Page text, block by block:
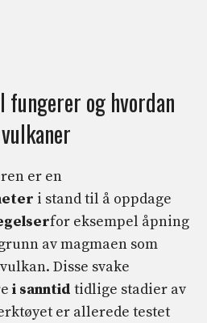
fungerer og hvordan
er en
i stand til å oppdage
for eksempel åpning
av magmaen som
Disse svake
i sanntid tidlige stadier av
er allerede testet